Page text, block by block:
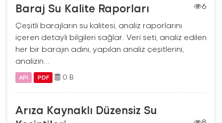
Baraj Su Kalite Raporları
6
Çeşitli barajların su kalitesi, analiz raporlarını
içeren detaylı bilgileri sağlar. Veri seti, analiz edilen
her bir barajın adını, yapılan analiz çeşitlerini,
analizin...
API PDF 0 B
Arıza Kaynaklı Düzensiz Su